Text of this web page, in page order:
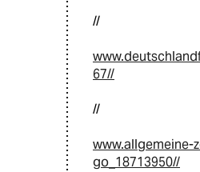
//
67//
//
www.allgemeine-
go_18713950//